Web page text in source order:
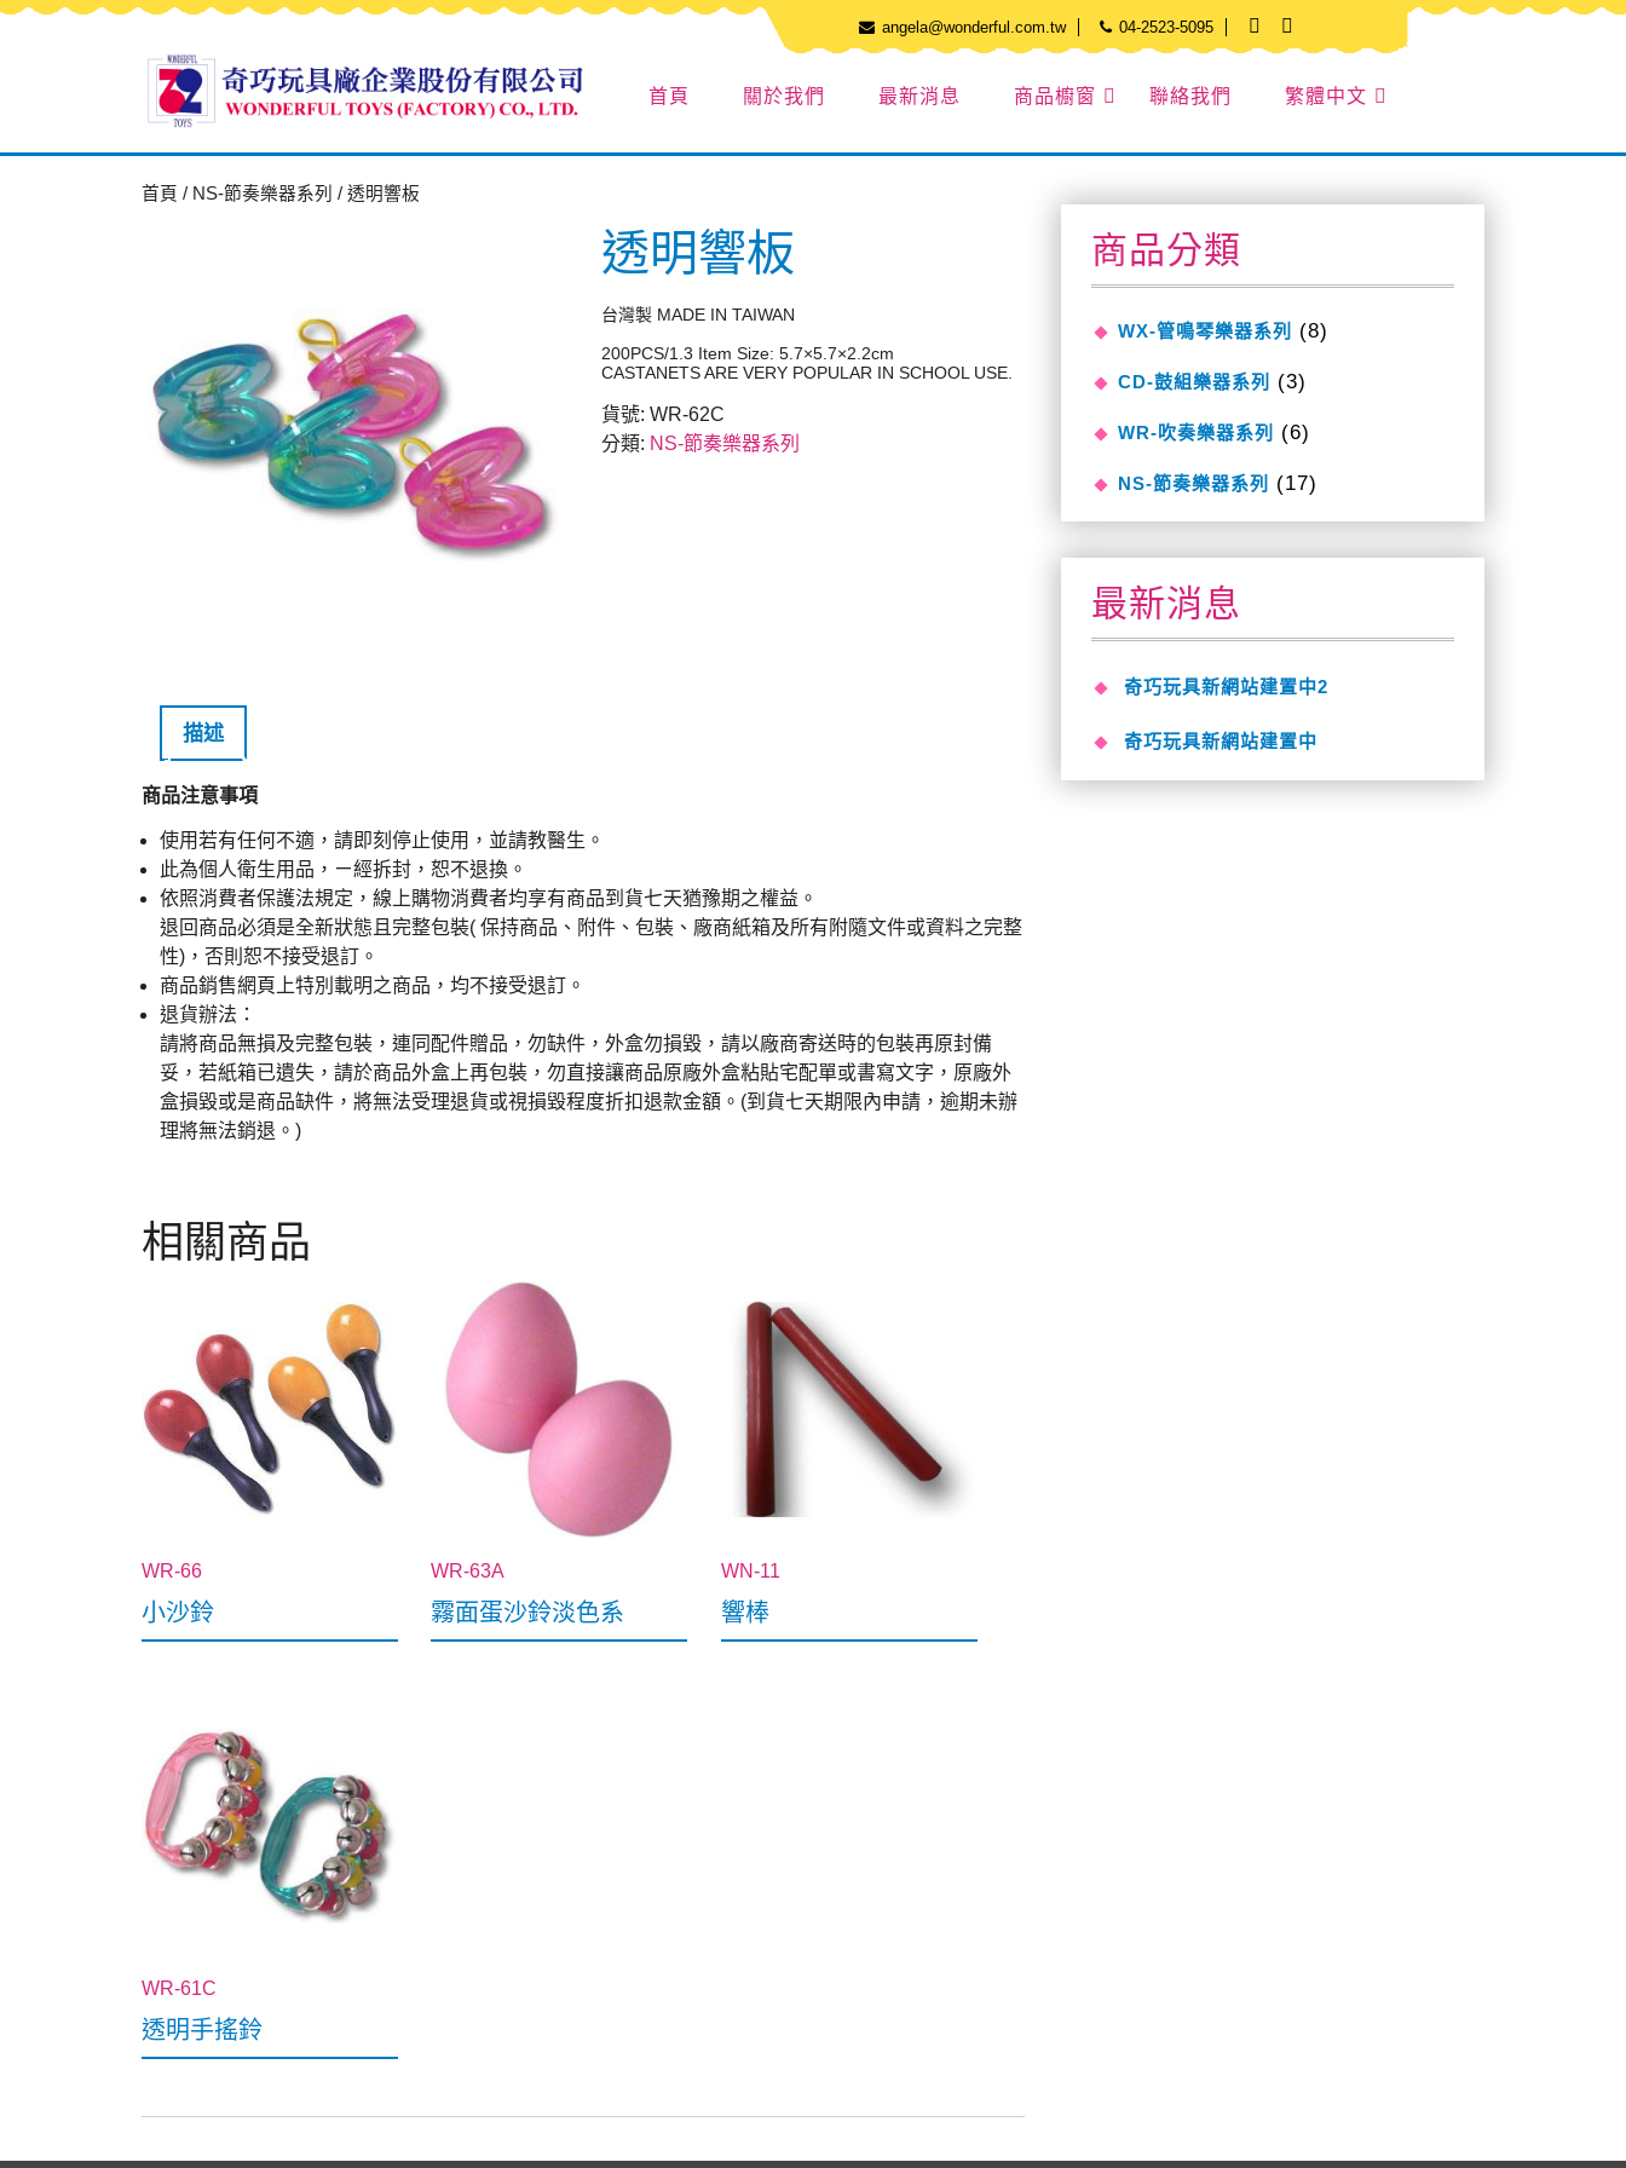
angela@wonderful.com.tw 04-2523-5095
首頁 關於我們 最新消息 商品櫥窗 聯絡我們 繁體中文
首頁 / NS-節奏樂器系列 / 透明響板
透明響板
台灣製 MADE IN TAIWAN
200PCS/1.3 Item Size: 5.7×5.7×2.2cm
CASTANETS ARE VERY POPULAR IN SCHOOL USE.
貨號: WR-62C
分類: NS-節奏樂器系列
描述
商品注意事項
使用若有任何不適，請即刻停止使用，並請教醫生。
此為個人衛生用品，ㄧ經拆封，恕不退換。
依照消費者保護法規定，線上購物消費者均享有商品到貨七天猶豫期之權益。
退回商品必須是全新狀態且完整包裝( 保持商品、附件、包裝、廠商紙箱及所有附隨文件或資料之完整
性)，否則恕不接受退訂。
商品銷售網頁上特別載明之商品，均不接受退訂。
退貨辦法：
請將商品無損及完整包裝，連同配件贈品，勿缺件，外盒勿損毀，請以廠商寄送時的包裝再原封備
妥，若紙箱已遺失，請於商品外盒上再包裝，勿直接讓商品原廠外盒粘貼宅配單或書寫文字，原廠外
盒損毀或是商品缺件，將無法受理退貨或視損毀程度折扣退款金額。(到貨七天期限內申請，逾期未辦
理將無法銷退。)
相關商品
WR-66
小沙鈴
WR-63A
霧面蛋沙鈴淡色系
WN-11
響棒
WR-61C
透明手搖鈴
商品分類
WX-管鳴琴樂器系列 (8)
CD-鼓組樂器系列 (3)
WR-吹奏樂器系列 (6)
NS-節奏樂器系列 (17)
最新消息
奇巧玩具新網站建置中2
奇巧玩具新網站建置中